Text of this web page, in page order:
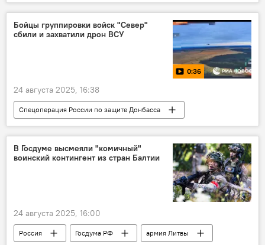
США
Сергей Лавров
МИД РФ
Владимир Путин
Владимир Зеленский
переговоры
Политика
Бойцы группировки войск "Север"
сбили и захватили дрон ВСУ
0:36
24 августа 2025, 16:38
Спецоперация России по защите Донбасса
Россия
Украина
В мире
ВС РФ
армия России
беспилотник
ВСУ
В Госдуме высмеяли "комичный"
воинский контингент из стран Балтии
24 августа 2025, 16:00
Россия Госдума РФ армия Литвы